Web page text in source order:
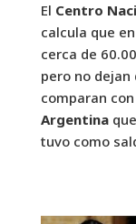
El Centro
calcula que
cerca de
pero no
comparan
Argentina
tuvo como